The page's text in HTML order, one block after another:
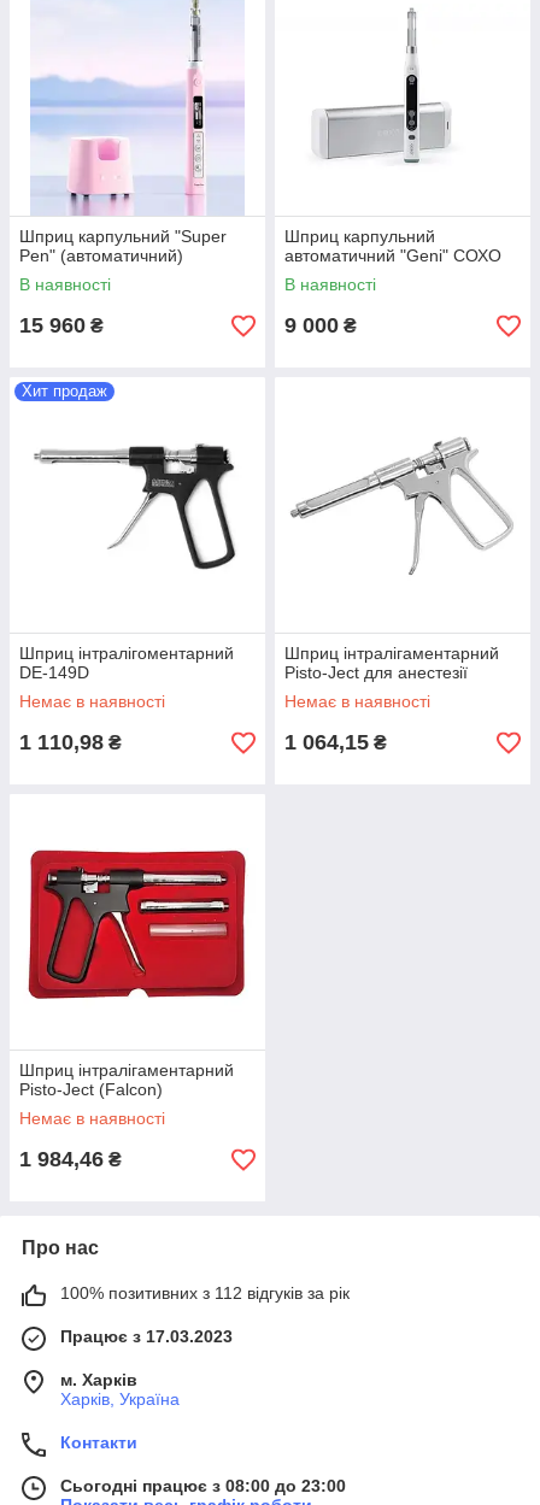
Шприц карпульний "Super
Pen" (автоматичний)
В наявності
15 960 ₴
Шприц карпульний
автоматичний "Geni" СОХО
В наявності
9 000 ₴
Хит продаж
Шприц інтралігоментарний
DE-149D
Немає в наявності
1 110,98 ₴
Шприц інтралігаментарний
Pisto-Ject для анестезії
Немає в наявності
1 064,15 ₴
Шприц інтралігаментарний
Pisto-Ject (Falcon)
Немає в наявності
1 984,46 ₴
Про нас
100% позитивних з 112 відгуків за рік
Працює з 17.03.2023
м. Харків
Харків, Україна
Контакти
Сьогодні працює з 08:00 до 23:00